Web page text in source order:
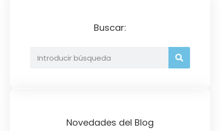
Buscar:
Novedades del Blog